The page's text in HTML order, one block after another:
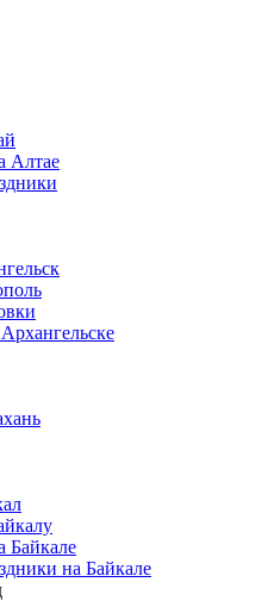
Алтае
Байкале
на Байкале